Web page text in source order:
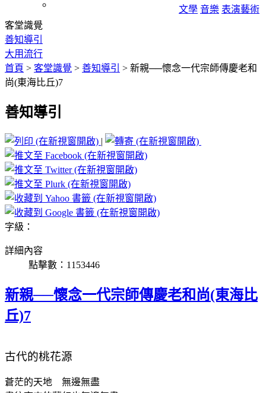
文學 音樂 表演藝術
客堂識覺
善知導引
大用流行
首頁 > 客堂識覺 > 善知導引 > 新親──懷念一代宗師傳慶老和
尚(東海比丘)7
善知導引
|
字級：
詳細內容
點擊數：1153446
新親──懷念一代宗師傳慶老和尚(東海比
丘)7
古代的桃花源
蒼茫的天地 無邊無盡